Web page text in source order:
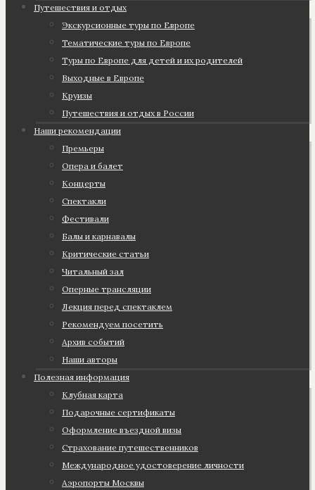
Путешествия и отдых
Экскурсионные туры по Европе
Тематические туры по Европе
Туры по Европе для детей и их родителей
Выходные в Европе
Круизы
Путешествия и отдых в России
Наши рекомендации
Премьеры
Опера и балет
Концерты
Спектакли
Фестивали
Балы и карнавалы
Критические статьи
Читальный зал
Оперные трансляции
Лекция перед спектаклем
Рекомендуем посетить
Архив событий
Наши авторы
Полезная информация
Клубная карта
Подарочные сертификаты
Оформление въездной визы
Страхование путешественников
Международное удостоверение личности
Аэропорты Москвы